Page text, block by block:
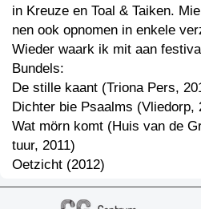
in Kreuze en Toal & Taiken.
nen ook opnomen in enkele
Wieder waark ik mit aan
Bundels:
De stille kaant (Triona Pers,
Dichter bie Psaalms (Vliedorp,
Wat mörn komt (Huis van de
tuur, 2011)
Oetzicht (2012)